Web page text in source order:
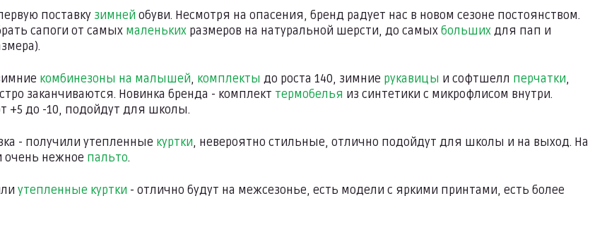
поставку зимней обуви. Несмотря на опасения, бренд радует нас в новом сезоне постоянством.
сапоги от самых маленьких размеров на натуральной шерсти, до самых больших для пап и
комбинезоны на малышей, комплекты до роста 140, зимние рукавицы и софтшелл перчатки,
заканчиваются. Новинка бренда - комплект термобелья из синтетики с микрофлисом внутри.
+5 до -10, подойдут для школы.
- получили утепленные куртки, невероятно стильные, отлично подойдут для школы и на выход. На
очень нежное пальто.
утепленные куртки - отлично будут на межсезонье, есть модели с яркими принтами, есть более